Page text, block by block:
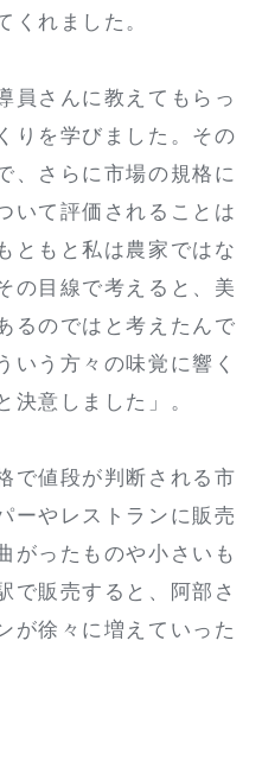
くれました。
員さんに教えてもらっ
りを学びました。その
、さらに市場の規格に
いて評価されることは
ともと私は農家ではな
の目線で考えると、美
るのではと考えたんで
いう方々の味覚に響く
決意しました」。
で値段が判断される市
ーやレストランに販売
がったものや小さいも
で販売すると、阿部さ
が徐々に増えていった